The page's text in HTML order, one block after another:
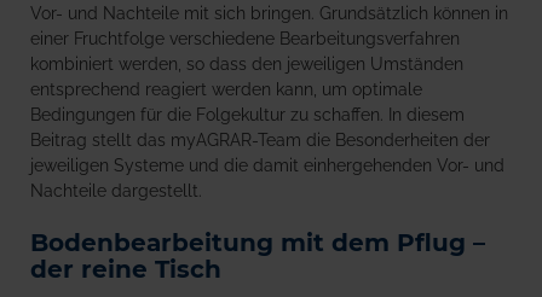
Vor- und Nachteile mit sich bringen. Grundsätzlich können in
einer Fruchtfolge verschiedene Bearbeitungsverfahren
kombiniert werden, so dass den jeweiligen Umständen
entsprechend reagiert werden kann, um optimale
Bedingungen für die Folgekultur zu schaffen. In diesem
Beitrag stellt das myAGRAR-Team die Besonderheiten der
jeweiligen Systeme und die damit einhergehenden Vor- und
Nachteile dargestellt.
Bodenbearbeitung mit dem Pflug –
der reine Tisch